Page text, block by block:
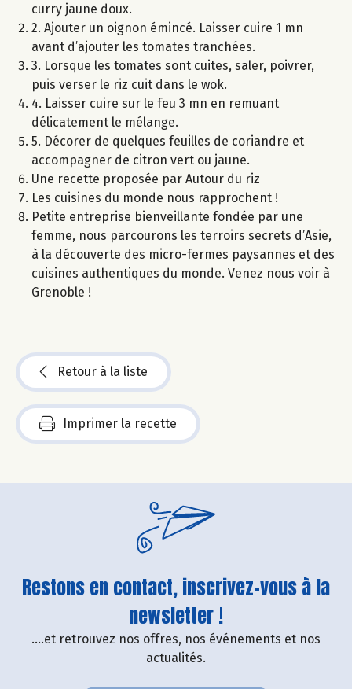
curry jaune doux.
2. Ajouter un oignon émincé. Laisser cuire 1 mn
avant d’ajouter les tomates tranchées.
3. Lorsque les tomates sont cuites, saler, poivrer,
puis verser le riz cuit dans le wok.
4. Laisser cuire sur le feu 3 mn en remuant
délicatement le mélange.
5. Décorer de quelques feuilles de coriandre et
accompagner de citron vert ou jaune.
Une recette proposée par Autour du riz
Les cuisines du monde nous rapprochent !
Petite entreprise bienveillante fondée par une
femme, nous parcourons les terroirs secrets d’Asie,
à la découverte des micro-fermes paysannes et des
cuisines authentiques du monde. Venez nous voir à
Grenoble !
Retour à la liste
Imprimer la recette
Restons en contact, inscrivez-vous à la
newsletter !
....et retrouvez nos offres, nos événements et nos
actualités.